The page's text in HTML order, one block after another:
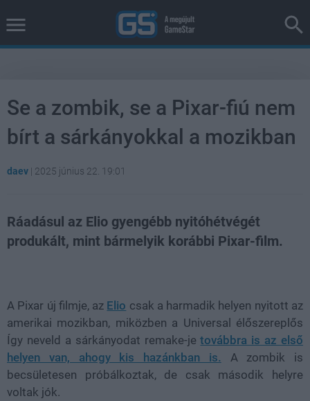
Se a zombik, se a Pixar-fiú nem
bírt a sárkányokkal a mozikban
daev | 2025 június 22. 19:01
Ráadásul az Elio gyengébb nyitóhétvégét
produkált, mint bármelyik korábbi Pixar-film.
A Pixar új filmje, az Elio csak a harmadik helyen nyitott az
amerikai mozikban, miközben a Universal élőszereplős
Így neveld a sárkányodat remake-jetovábbra is az első
helyen van, ahogy kis hazánkban is. A zombik is
becsületesen próbálkoztak, de csak második helyre
voltak jók.